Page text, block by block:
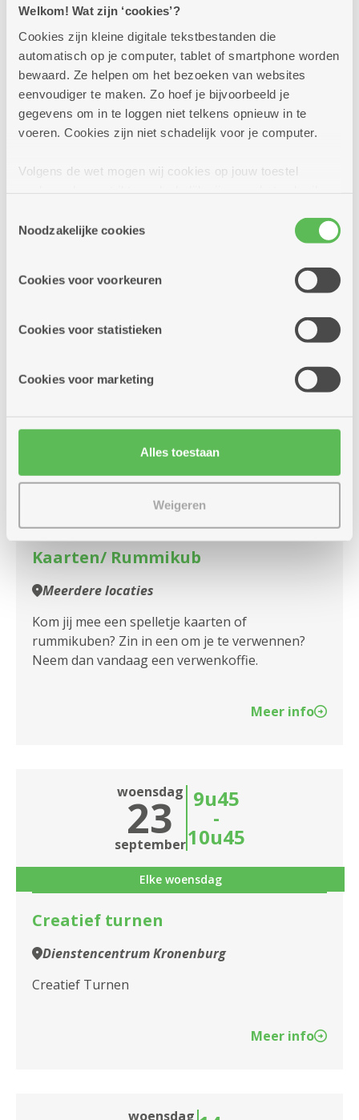
Welkom! Wat zijn ‘cookies’?
Cookies zijn kleine digitale tekstbestanden die
automatisch op je computer, tablet of smartphone worden
bewaard. Ze helpen om het bezoeken van websites
eenvoudiger te maken. Zo hoef je bijvoorbeeld je
gegevens om in te loggen niet telkens opnieuw in te
voeren. Cookies zijn niet schadelijk voor je computer.
Volgens de wet mogen wij cookies op jouw toestel
cookies hebben we jouw toestemming nodig. Sommige
cookies worden geplaatst door derde partijen die een
informatie over jouw (geanonimiseerd) gebruik van onze
partners kunnen deze gegevens combineren met andere
Noodzakelijke cookies
Cookies voor voorkeuren
Cookies voor statistieken
Cookies voor marketing
Alles toestaan
Weigeren
Meer info
maandag
21 14u
17u
Biljartclub
Meer info
dinsdag
22
september
14u
-
16u30
Kaarten/ Rummikub
Meerdere locaties
Kom jij mee een spelletje kaarten of
rummikuben? Zin in een om je te verwennen?
Neem dan vandaag een verwenkoffie.
Meer info
woensdag
23
september
9u45
-
10u45
Elke woensdag
Creatief turnen
Dienstencentrum Kronenburg
Creatief Turnen
Meer info
woensdag